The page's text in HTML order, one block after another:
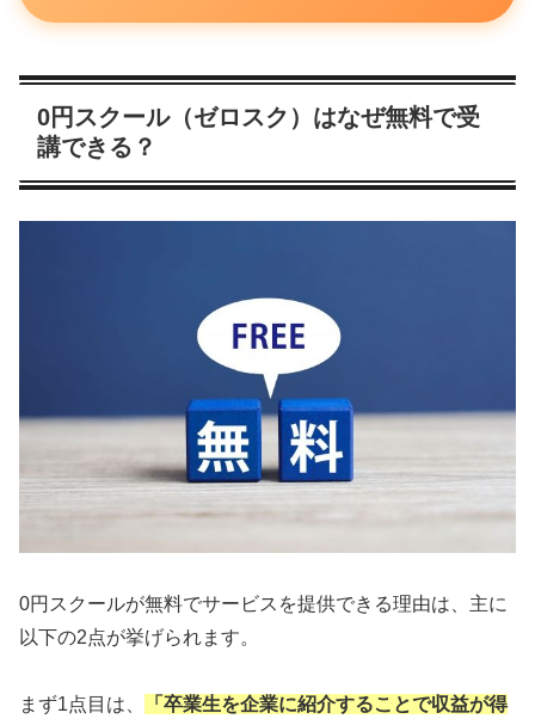
0円スクール（ゼロスク）はなぜ無料で受
講できる？
0円スクールが無料でサービスを提供できる理由は、主に
以下の2点が挙げられます。
まず1点目は、
「卒業生を企業に紹介することで収益が得